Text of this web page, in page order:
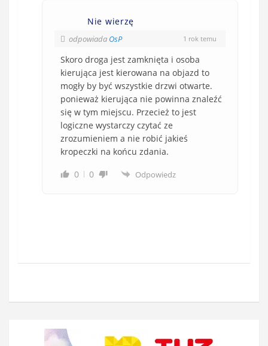
Nie wierzę
odpowiada OsP 1 rok temu
Skoro droga jest zamknięta i osoba
kierująca jest kierowana na objazd to
mogły by być wszystkie drzwi otwarte.
ponieważ kierująca nie powinna znaleźć
się w tym miejscu. Przecież to jest
logiczne wystarczy czytać ze
zrozumieniem a nie robić jakieś
kropeczki na końcu zdania.
0
0 Odpowiedz